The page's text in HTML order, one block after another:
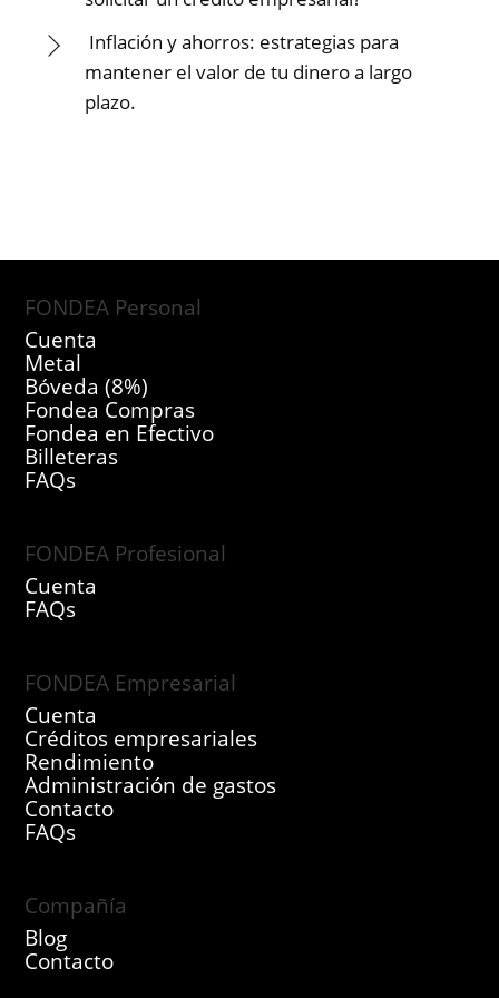
Inflación y ahorros: estrategias para
mantener el valor de tu dinero a largo
plazo.
FONDEA Personal
Cuenta
Metal
Bóveda (8%)
Fondea Compras
Fondea en Efectivo
Billeteras
FAQs
FONDEA Profesional
Cuenta
FAQs
FONDEA Empresarial
Cuenta
Créditos empresariales
Rendimiento
Administración de gastos
Contacto
FAQs
Compañía
Blog
Contacto